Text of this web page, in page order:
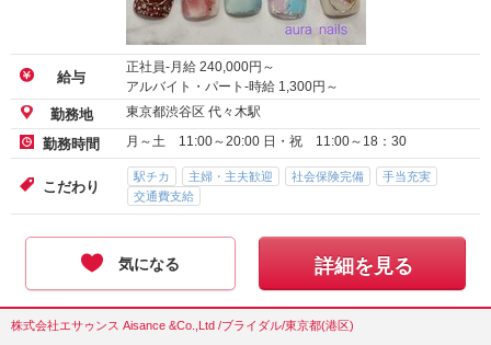
給与
正社員-月給 240,000円～
アルバイト・パート-時給 1,300円～
勤務地 東京都渋谷区 代々木駅
勤務時間 月～土 11:00～20:00 日・祝 11:00～18：30
こだわり
駅チカ 主婦・主夫歓迎 社会保険完備
手当充実
交通費支給
気になる 詳細を見る
株式会社エサゥンス Aisance &Co.,Ltd /ブライダル/東京都(港区)